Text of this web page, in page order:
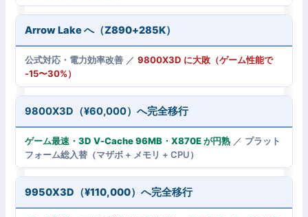
Arrow Lake へ（Z890+285K）
公式対応・電力効率改善 ／9800X3D に大敗（ゲーム性能で
-15〜30%）
9800X3D（¥60,000）へ完全移行
ゲーム最速・3D V-Cache 96MB・X870E が円熟 ／ プラット
フォーム総入替（マザボ + メモリ + CPU）
9950X3D（¥110,000）へ完全移行